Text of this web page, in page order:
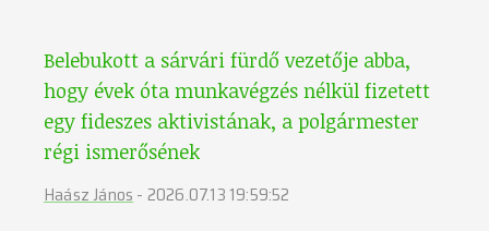
Belebukott a sárvári fürdő vezetője abba,
hogy évek óta munkavégzés nélkül fizetett
egy fideszes aktivistának, a polgármester
régi ismerősének
Haász János - 2026.07.13 19:59:52